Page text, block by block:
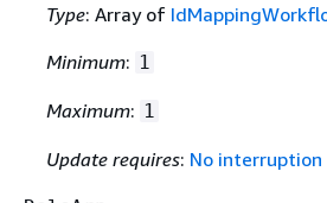
Type: Array of
Minimum: 1
Maximum: 1
Update requires: No interruption